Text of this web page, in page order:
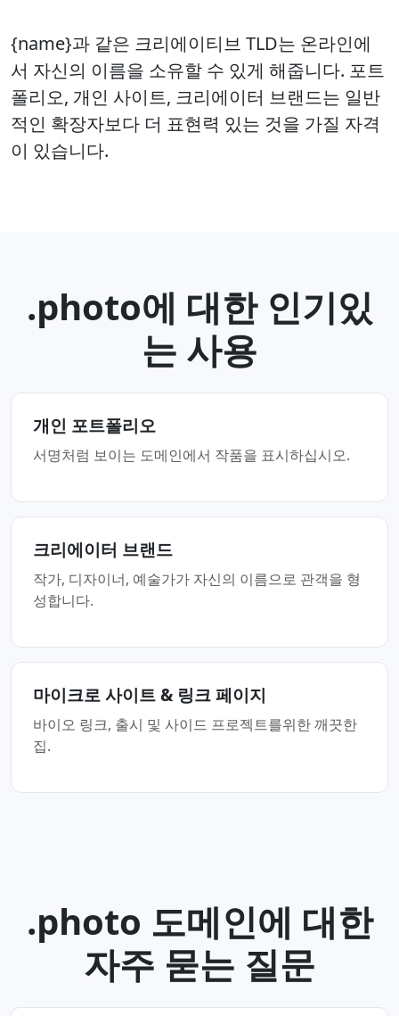
{name}과 같은 크리에이티브 TLD는 온라인에
서 자신의 이름을 소유할 수 있게 해줍니다. 포트
폴리오, 개인 사이트, 크리에이터 브랜드는 일반
적인 확장자보다 더 표현력 있는 것을 가질 자격
이 있습니다.
.photo에 대한 인기있
는 사용
개인 포트폴리오
서명처럼 보이는 도메인에서 작품을 표시하십시오.
크리에이터 브랜드
작가, 디자이너, 예술가가 자신의 이름으로 관객을 형
성합니다.
마이크로 사이트 & 링크 페이지
바이오 링크, 출시 및 사이드 프로젝트를위한 깨끗한
집.
.photo 도메인에 대한
자주 묻는 질문